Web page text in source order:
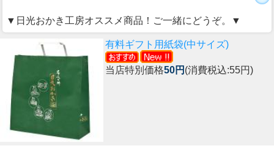
▼日光おかき工房オススメ商品！ご一緒にどうぞ。▼
有料ギフト用紙袋(中サイズ)
当店特別価格50円 (消費税込:55円)